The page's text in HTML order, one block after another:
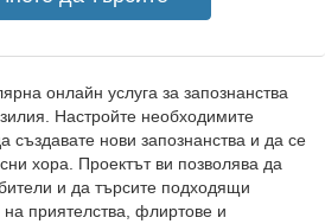
онлайн услуга за запознанства
Настройте необходимите
създавате нови запознанства и да се
хора. Проектът ви позволява да
и да търсите подходящи
на приятелства, флиртове и